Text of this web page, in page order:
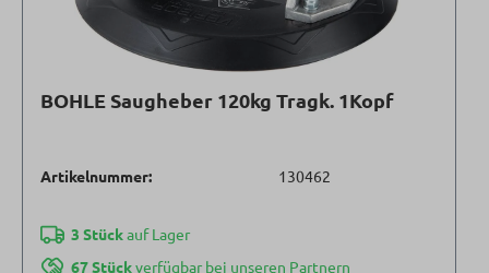
BOHLE Saugheber 120kg Tragk. 1Kopf
Artikelnummer: 130462
3 Stückauf Lager
67 Stückverfügbar bei unseren Partnern